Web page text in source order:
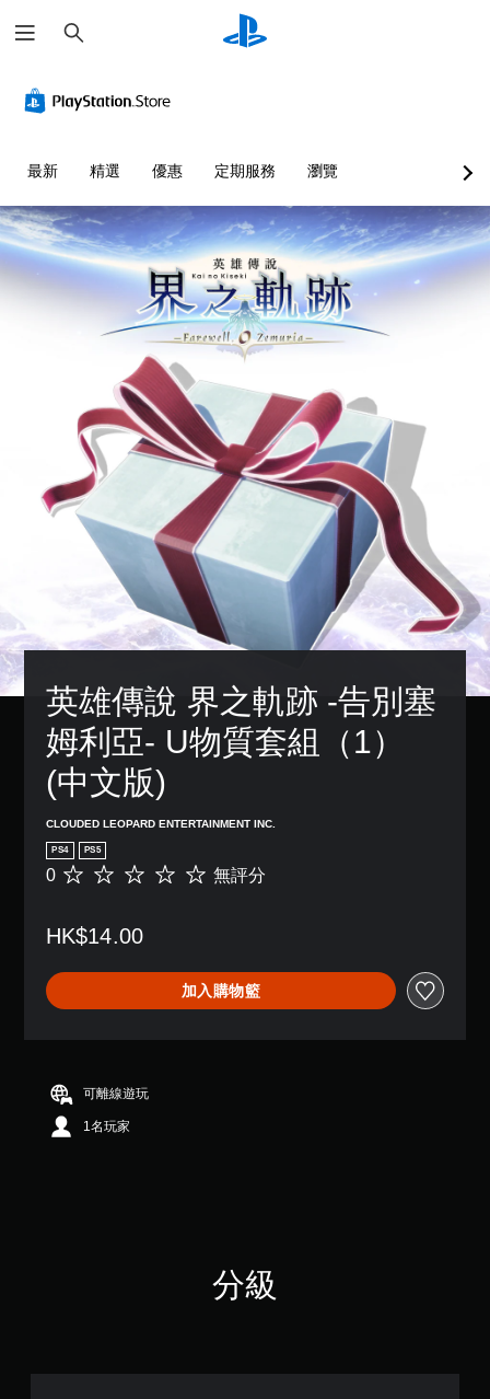
尋
最新 精選 優惠 定期服務 瀏覽
英雄傳說 界之軌跡 -告別塞
姆利亞- U物質套組（1）
(中文版)
CLOUDED LEOPARD ENTERTAINMENT INC.
PS4 PS5
無
0 無評分
HK$14.00
加入購物籃
可離線遊玩
1名玩家
分級